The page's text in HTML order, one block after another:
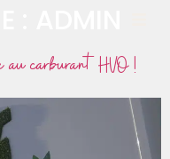
:
carburant HVO !